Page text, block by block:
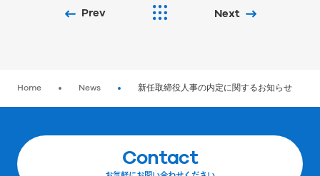
Prev Next
Home News 新任取締役人事の内定に関するお知らせ
Contact